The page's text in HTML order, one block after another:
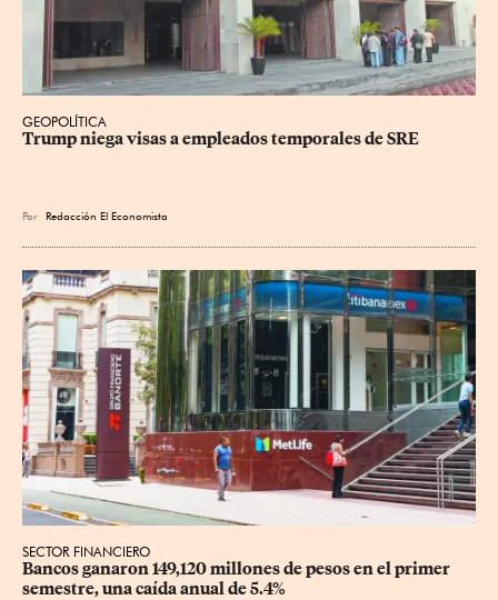
GEOPOLÍTICA
Trump niega visas a empleados temporales de SRE
Por Redacción El Economista
SECTOR FINANCIERO
Bancos ganaron 149,120 millones de pesos en el primer
semestre, una caída anual de 5.4%